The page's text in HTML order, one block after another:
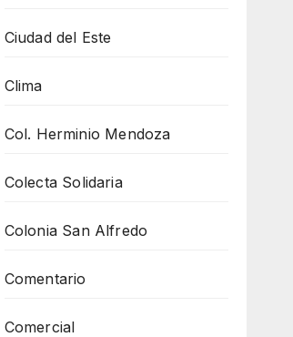
Ciudad del Este
Clima
Col. Herminio Mendoza
Colecta Solidaria
Colonia San Alfredo
Comentario
Comercial